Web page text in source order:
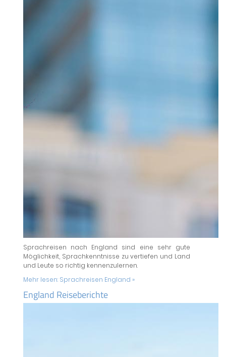
Sprachreisen nach England sind eine sehr gute
Möglichkeit, Sprachkenntnisse zu vertiefen und Land
und Leute so richtig kennenzulernen.
Mehr lesen: Sprachreisen England »
England Reiseberichte